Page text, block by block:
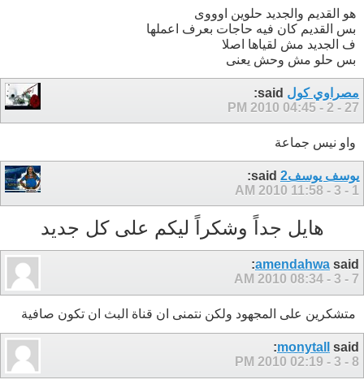
هو القديم والجديد حلوين اوووى
بس القديم كان فيه حاجات بعرف اعملها
ف الجديد مش لقياها اصلا
بس حلو مش وحش يعنى
مصراوي كول
27 - 2 - 2010
04:45 PM
واو نيس جماعة
يوسف يوسف2
1 - 3 - 2010
11:58 AM
هايل جداً وشكراً ليكم على كل جديد
amendahwa said:
7 - 3 - 2010
08:34 AM
متشكرين على المجهود ولكن نتمنى ان قناة البث ان تكون صافية
monytall
said:
8 - 3 - 2010
02:19 PM